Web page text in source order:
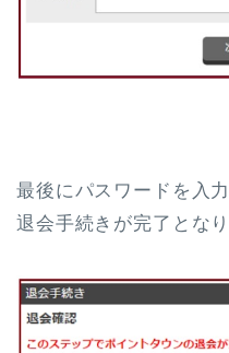
最後にパスワードを入
退会手続きが完了となり